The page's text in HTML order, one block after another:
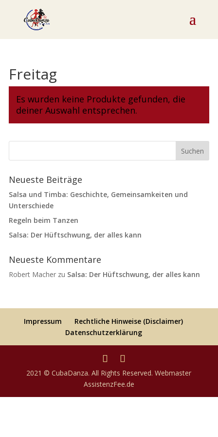
Freitag
Es wurden keine Produkte gefunden, die
deiner Auswahl entsprechen.
Neueste Beiträge
Salsa und Timba: Geschichte, Gemeinsamkeiten und
Unterschiede
Regeln beim Tanzen
Salsa: Der Hüftschwung, der alles kann
Neueste Kommentare
Robert Macherzu Salsa: Der Hüftschwung, der alles kann
Impressum
Rechtliche Hinweise (Disclaimer)
Datenschutzerklärung
2021 © CubaDanza. All Rights Reserved. Webmaster
AssistenzFee.de